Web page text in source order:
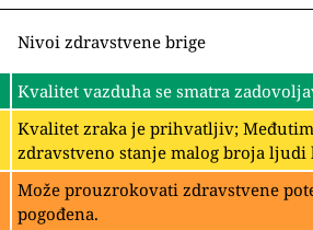
Nivoi zdravstvene brige
Kvalitet vazduha se smatra
Kvalitet zraka je prihvatljiv;
zdravstveno stanje malog broja
Može prouzrokovati zdravstvene
pogođena.